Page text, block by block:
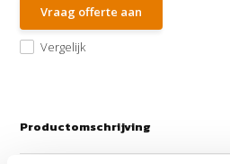
Vraag offerte aan
Vergelijk
Productomschrijving